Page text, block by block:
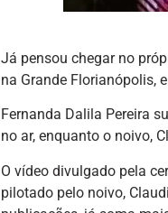
Já pensou chegar no
na Grande Florianópolis,
Fernanda Dalila Pereira
no ar, enquanto o noivo,
O vídeo divulgado pela
pilotado pelo noivo,